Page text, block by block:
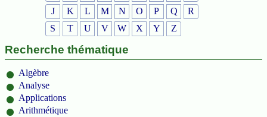
J
K L M N O P Q
R
S
T U V W X Y Z
Recherche thématique
Algèbre
Analyse
Applications
Arithmétique